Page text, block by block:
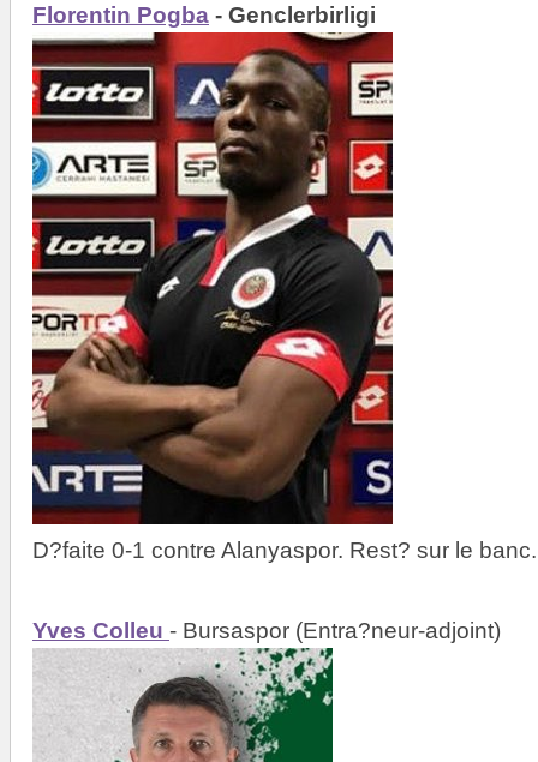
Florentin Pogba - Genclerbirligi
D?faite 0-1 contre Alanyaspor. Rest? sur le banc.
Yves Colleu - Bursaspor (Entra?neur-adjoint)